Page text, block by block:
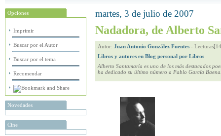
Opciones
Imprimir
Buscar por el Autor
Buscar por el tema
Recomendar
Novedades
Cine
Recomendar
martes, 3 de julio de 2007
Nadadora, de Alberto
Autor: Juan Antonio González Fuentes -
Libros y autores en Blog personal por Libros
Alberto Santamaría es uno de los más destacados
ha dedicado su último número a Pablo García